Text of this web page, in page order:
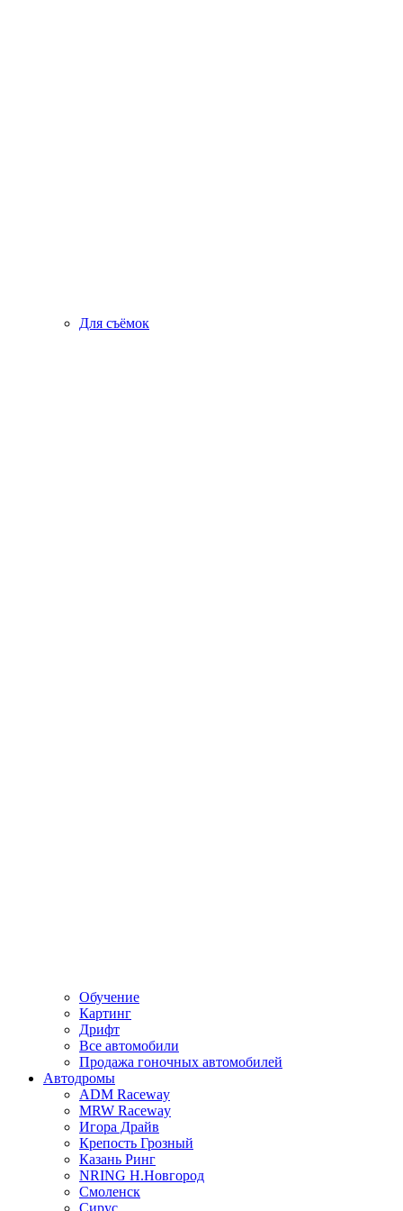
Для съёмок
Обучение
Картинг
Дрифт
Все автомобили
Продажа гоночных автомобилей
Автодромы
ADM Raceway
MRW Raceway
Игора Драйв
Крепость Грозный
Казань Ринг
NRING Н.Новгород
Смоленск
Сирус